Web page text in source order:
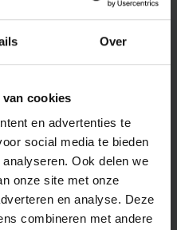
Over
cookies
en advertenties te
social media te bieden
Ook delen we
onze site met onze
en analyse. Deze
combineren met andere
van de woningen
enkele appartementen
vrij op naam). Deze
parallel aan de
appartementen
tot 97 m2, hebben één
een eigen
parkeerplaats. De
zijn verkocht, komen